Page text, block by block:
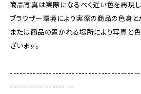
商品写真は実際になるべく近い色を再現し
ブラウザー環境により実際の商品の色身と
または商品の置かれる場所により写真と
ざいます。
--------------------